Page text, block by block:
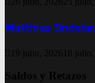
Matthias
19 julio, 2026 18
Saldos y Retazos